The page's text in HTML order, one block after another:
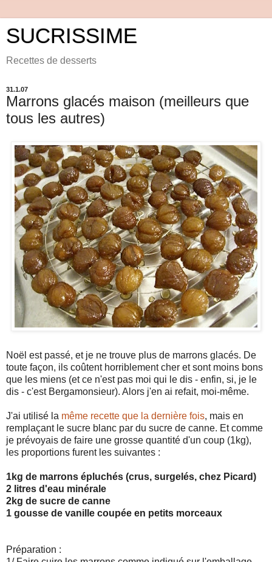
SUCRISSIME
Recettes de desserts
31.1.07
Marrons glacés maison (meilleurs que
tous les autres)
Noël est passé, et je ne trouve plus de marrons glacés. De
toute façon, ils coûtent horriblement cher et sont moins bons
que les miens (et ce n'est pas moi qui le dis - enfin, si, je le
dis - c'est Bergamonsieur). Alors j'en ai refait, moi-même.
J'ai utilisé la même recette que la dernière fois, mais en
remplaçant le sucre blanc par du sucre de canne. Et comme
je prévoyais de faire une grosse quantité d'un coup (1kg),
les proportions furent les suivantes :
1kg de marrons épluchés (crus, surgelés, chez Picard)
2 litres d'eau minérale
2kg de sucre de canne
1 gousse de vanille coupée en petits morceaux
Préparation :